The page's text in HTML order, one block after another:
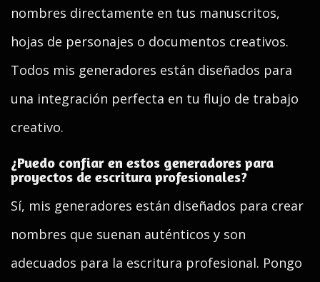
nombres directamente en tus manuscritos,
hojas de personajes o documentos creativos.
Todos mis generadores están diseñados para
una integración perfecta en tu flujo de trabajo
creativo.
¿Puedo confiar en estos generadores para
proyectos de escritura profesionales?
Sí, mis generadores están diseñados para crear
nombres que suenan auténticos y son
adecuados para la escritura profesional. Pongo